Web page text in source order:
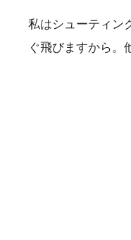
私はシューティン
ぐ飛びますから。